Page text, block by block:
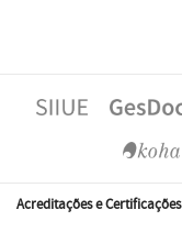
Acreditações e Certificações